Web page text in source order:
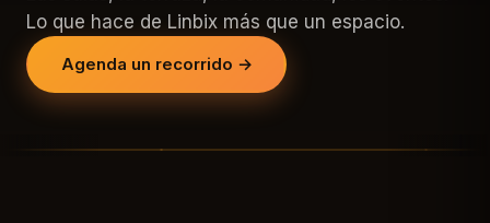
Lo que hace de Linbix más que un espacio.
Agenda un recorrido →